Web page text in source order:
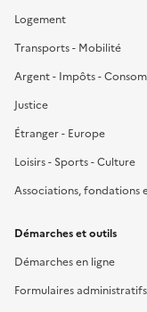
Logement
Transports - Mobilité
Argent - Impôts -
Justice
Étranger - Europe
Loisirs - Sports - Culture
Associations,
Démarches et outils
Démarches en ligne
Formulaires